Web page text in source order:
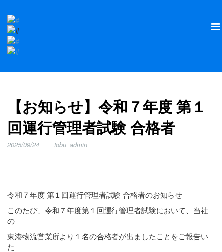
【お知らせ】令和７年度 第１
回運行管理者試験 合格者
2025/09/24 tobu_admin
令和７年度 第１回運行管理者試験 合格者のお知らせ
このたび、令和７年度第１回運行管理者試験において、当社
の
東港物流営業所より１名の合格者が出ましたことをご報告い
た